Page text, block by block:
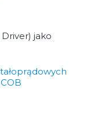
Driver) jako